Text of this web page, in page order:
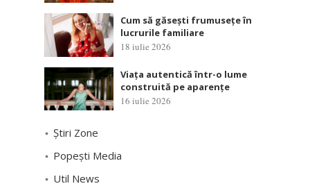
Cum să găsești frumusețe în
lucrurile familiare
18 iulie 2026
Viața autentică într-o lume
construită pe aparențe
16 iulie 2026
Știri Zone
Popești Media
Util News